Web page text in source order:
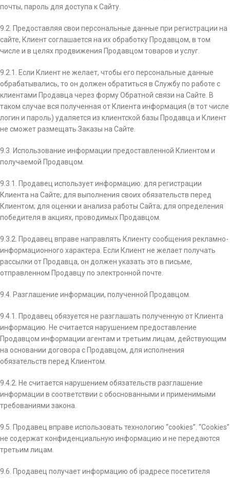
почты, пароль для доступа к Сайту.
9.2. Предоставляя свои персональные данные при регистрации на
сайте, Клиент соглашается на их обработку Продавцом, в том
числе и в целях продвижения Продавцом товаров и услуг.
9.2.1. Если Клиент не желает, чтобы его персональные данные
обрабатывались, то он должен обратиться в Службу по работе с
клиентами Продавца через форму Обратной связи на Сайте. В
таком случае вся полученная от Клиента информация (в тот числе
логин и пароль) удаляется из клиентской базы Продавца и Клиент
не сможет размещать Заказы на Сайте.
9.3. Использование информации предоставленной Клиентом и
получаемой Продавцом.
9.3.1. Продавец использует информацию: для регистрации
Клиента на Сайте; для выполнения своих обязательств перед
Клиентом; для оценки и анализа работы Сайта; для определения
победителя в акциях, проводимых Продавцом.
9.3.2. Продавец вправе направлять Клиенту сообщения рекламно­
информационного характера. Если Клиент не желает получать
рассылки от Продавца, он должен указать это в письме,
отправленном Продавцу по электронной почте.
9.4. Разглашение информации, полученной Продавцом.
9.4.1. Продавец обязуется не разглашать полученную от Клиента
информацию. Не считается нарушением предоставление
Продавцом информации агентам и третьим лицам, действующим
на основании договора с Продавцом, для исполнения
обязательств перед Клиентом.
9.4.2. Не считается нарушением обязательств разглашение
информации в соответствии с обоснованными и применимыми
требованиями закона.
9.5. Продавец вправе использовать технологию “cookies”. “Cookies”
не содержат конфиденциальную информацию и не передаются
третьим лицам.
9.6. Продавец получает информацию об ip­адресе посетителя